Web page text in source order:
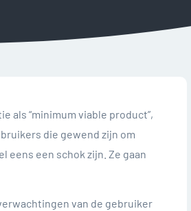
als “minimum viable product”,
die gewend zijn om
eens een schok zijn. Ze gaan
van de gebruiker